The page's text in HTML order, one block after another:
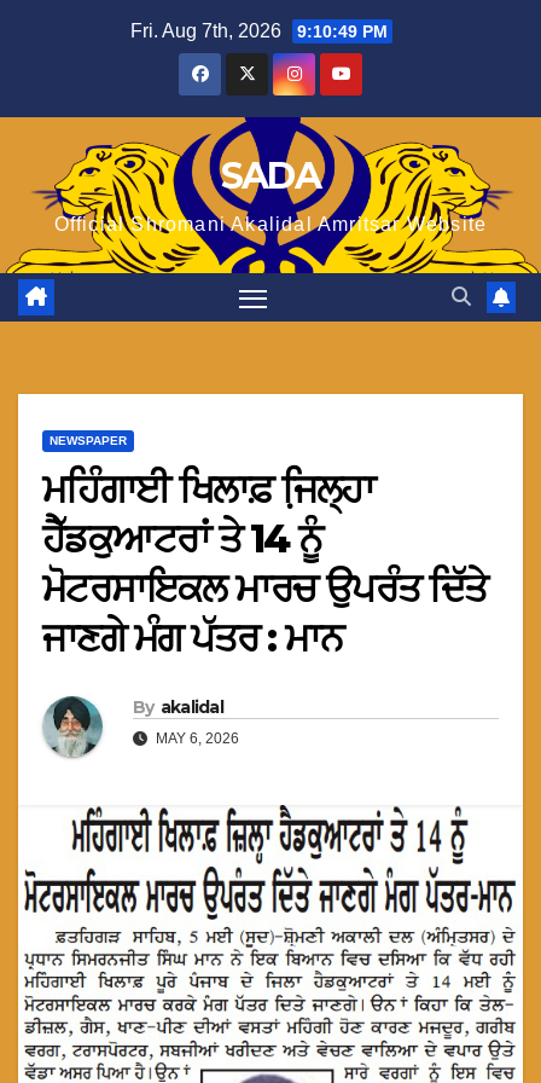
Fri. Aug 7th, 2026 9:10:50 PM
SADA
Official Shromani Akalidal Amritsar Website
NEWSPAPER
ਮਹਿੰਗਾਈ ਖਿਲਾਫ਼ ਜਿ਼ਲ੍ਹਾ
ਹੈੱਡਕੁਆਟਰਾਂ ਤੇ 14 ਨੂੰ
ਮੋਟਰਸਾਇਕਲ ਮਾਰਚ ਉਪਰੰਤ ਦਿੱਤੇ
ਜਾਣਗੇ ਮੰਗ ਪੱਤਰ : ਮਾਨ
By akalidal
MAY 6, 2026